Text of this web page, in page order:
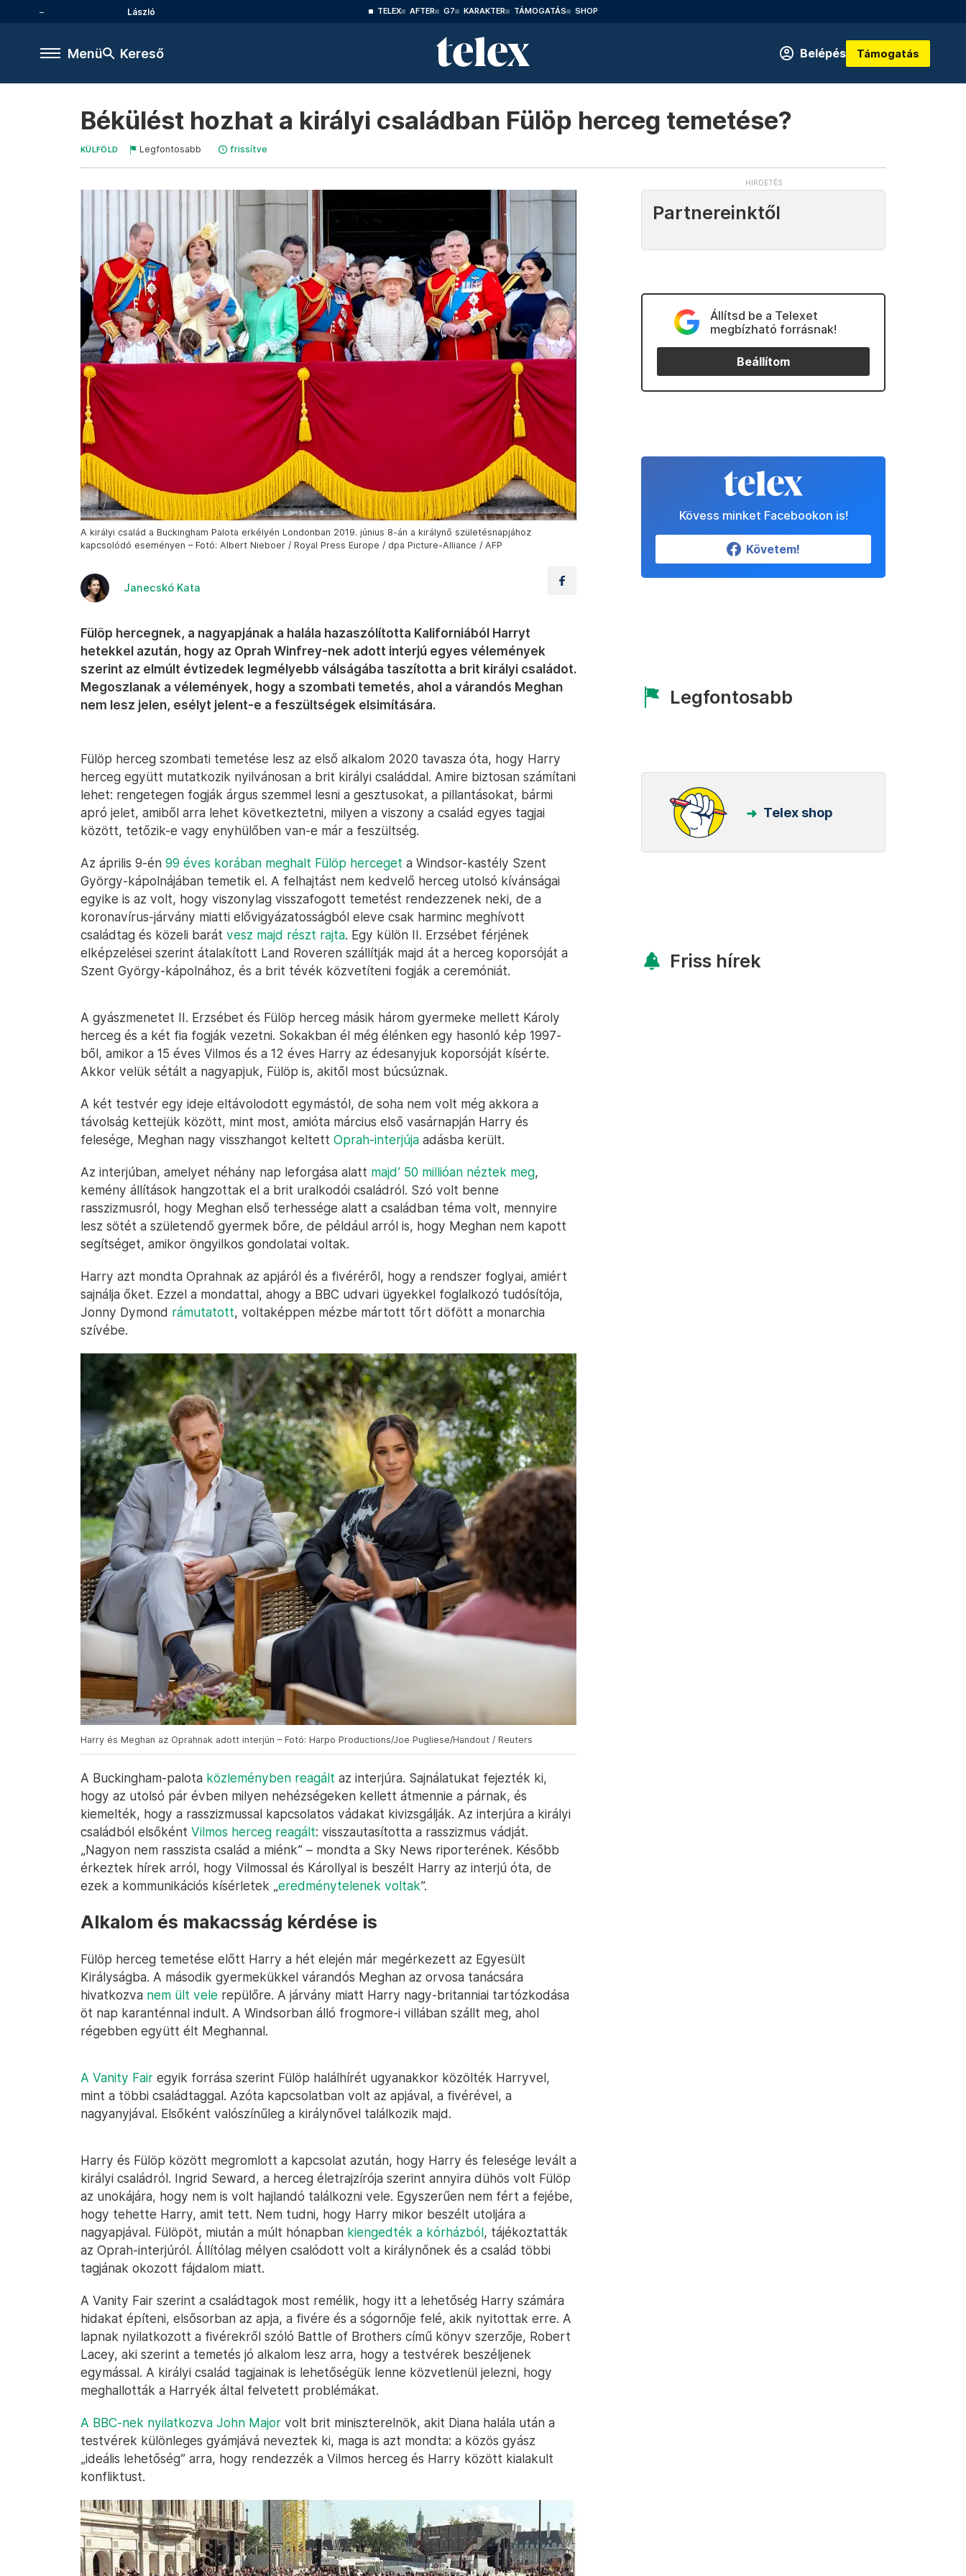
László TELEX AFTER G7 KARAKTER TÁMOGATÁS SHOP
Menü Kereső Belépés Támogatás
Békülést hozhat a királyi családban Fülöp herceg temetése?
KÜLFÖLD Legfontosabb frissítve
A királyi család a Buckingham Palota erkélyén Londonban 2019. június 8-án a királynő születésnapjához
kapcsolódó eseményen – Fotó: Albert Nieboer / Royal Press Europe / dpa Picture-Alliance / AFP
Janecskó Kata
Fülöp hercegnek, a nagyapjának a halála hazaszólította Kaliforniából Harryt
hetekkel azután, hogy az Oprah Winfrey-nek adott interjú egyes vélemények
szerint az elmúlt évtizedek legmélyebb válságába taszította a brit királyi családot.
Megoszlanak a vélemények, hogy a szombati temetés, ahol a várandós Meghan
nem lesz jelen, esélyt jelent-e a feszültségek elsimítására.
Fülöp herceg szombati temetése lesz az első alkalom 2020 tavasza óta, hogy Harry
herceg együtt mutatkozik nyilvánosan a brit királyi családdal. Amire biztosan számítani
lehet: rengetegen fogják árgus szemmel lesni a gesztusokat, a pillantásokat, bármi
apró jelet, amiből arra lehet következtetni, milyen a viszony a család egyes tagjai
között, tetőzik-e vagy enyhülőben van-e már a feszültség.
Az április 9-én 99 éves korában meghalt Fülöp herceget a Windsor-kastély Szent
György-kápolnájában temetik el. A felhajtást nem kedvelő herceg utolsó kívánságai
egyike is az volt, hogy viszonylag visszafogott temetést rendezzenek neki, de a
koronavírus-járvány miatti elővigyázatosságból eleve csak harminc meghívott
családtag és közeli barát vesz majd részt rajta. Egy külön II. Erzsébet férjének
elképzelései szerint átalakított Land Roveren szállítják majd át a herceg koporsóját a
Szent György-kápolnához, és a brit tévék közvetíteni fogják a ceremóniát.
A gyászmenetet II. Erzsébet és Fülöp herceg másik három gyermeke mellett Károly
herceg és a két fia fogják vezetni. Sokakban él még élénken egy hasonló kép 1997-
ből, amikor a 15 éves Vilmos és a 12 éves Harry az édesanyjuk koporsóját kísérte.
Akkor velük sétált a nagyapjuk, Fülöp is, akitől most búcsúznak.
A két testvér egy ideje eltávolodott egymástól, de soha nem volt még akkora a
távolság kettejük között, mint most, amióta március első vasárnapján Harry és
felesége, Meghan nagy visszhangot keltett Oprah-interjúja adásba került.
Az interjúban, amelyet néhány nap leforgása alatt majd’ 50 millióan néztek meg,
kemény állítások hangzottak el a brit uralkodói családról. Szó volt benne
rasszizmusról, hogy Meghan első terhessége alatt a családban téma volt, mennyire
lesz sötét a születendő gyermek bőre, de például arról is, hogy Meghan nem kapott
segítséget, amikor öngyilkos gondolatai voltak.
Harry azt mondta Oprahnak az apjáról és a fivéréről, hogy a rendszer foglyai, amiért
sajnálja őket. Ezzel a mondattal, ahogy a BBC udvari ügyekkel foglalkozó tudósítója,
Jonny Dymond rámutatott, voltaképpen mézbe mártott tőrt döfött a monarchia
szívébe.
Harry és Meghan az Oprahnak adott interjún – Fotó: Harpo Productions/Joe Pugliese/Handout / Reuters
A Buckingham-palota közleményben reagált az interjúra. Sajnálatukat fejezték ki,
hogy az utolsó pár évben milyen nehézségeken kellett átmennie a párnak, és
kiemelték, hogy a rasszizmussal kapcsolatos vádakat kivizsgálják. Az interjúra a királyi
családból elsőként Vilmos herceg reagált: visszautasította a rasszizmus vádját.
„Nagyon nem rasszista család a miénk” – mondta a Sky News riporterének. Később
érkeztek hírek arról, hogy Vilmossal és Károllyal is beszélt Harry az interjú óta, de
ezek a kommunikációs kísérletek „eredménytelenek voltak”.
Alkalom és makacsság kérdése is
Fülöp herceg temetése előtt Harry a hét elején már megérkezett az Egyesült
Királyságba. A második gyermekükkel várandós Meghan az orvosa tanácsára
hivatkozva nem ült vele repülőre. A járvány miatt Harry nagy-britanniai tartózkodása
öt nap karanténnal indult. A Windsorban álló frogmore-i villában szállt meg, ahol
régebben együtt élt Meghannal.
A Vanity Fair egyik forrása szerint Fülöp halálhírét ugyanakkor közölték Harryvel,
mint a többi családtaggal. Azóta kapcsolatban volt az apjával, a fivérével, a
nagyanyjával. Elsőként valószínűleg a királynővel találkozik majd.
Harry és Fülöp között megromlott a kapcsolat azután, hogy Harry és felesége levált a
királyi családról. Ingrid Seward, a herceg életrajzírója szerint annyira dühös volt Fülöp
az unokájára, hogy nem is volt hajlandó találkozni vele. Egyszerűen nem fért a fejébe,
hogy tehette Harry, amit tett. Nem tudni, hogy Harry mikor beszélt utoljára a
nagyapjával. Fülöpöt, miután a múlt hónapban kiengedték a kórházból, tájékoztatták
az Oprah-interjúról. Állítólag mélyen csalódott volt a királynőnek és a család többi
tagjának okozott fájdalom miatt.
A Vanity Fair szerint a családtagok most remélik, hogy itt a lehetőség Harry számára
hidakat építeni, elsősorban az apja, a fivére és a sógornője felé, akik nyitottak erre. A
lapnak nyilatkozott a fivérekről szóló Battle of Brothers című könyv szerzője, Robert
Lacey, aki szerint a temetés jó alkalom lesz arra, hogy a testvérek beszéljenek
egymással. A királyi család tagjainak is lehetőségük lenne közvetlenül jelezni, hogy
meghallották a Harryék által felvetett problémákat.
A BBC-nek nyilatkozva John Major volt brit miniszterelnök, akit Diana halála után a
testvérek különleges gyámjává neveztek ki, maga is azt mondta: a közös gyász
„ideális lehetőség” arra, hogy rendezzék a Vilmos herceg és Harry között kialakult
konfliktust.
Partnereinktől
Állítsd be a Telexet
megbízható forrásnak!
Beállítom
Kövess minket Facebookon is!
Követem!
Legfontosabb
Telex shop
Friss hírek